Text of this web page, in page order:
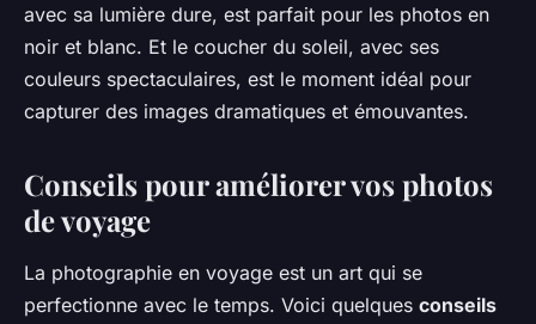
avec sa lumière dure, est parfait pour les photos en
noir et blanc. Et le coucher du soleil, avec ses
couleurs spectaculaires, est le moment idéal pour
capturer des images dramatiques et émouvantes.
Conseils pour améliorer vos photos
de voyage
La photographie en voyage est un art qui se
perfectionne avec le temps. Voici quelques conseils